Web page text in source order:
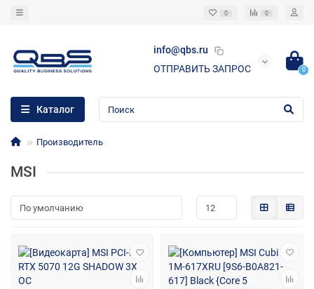
0 0
info@qbs.ru
ОТПРАВИТЬ ЗАПРОС
0
Каталог
Производитель
MSI